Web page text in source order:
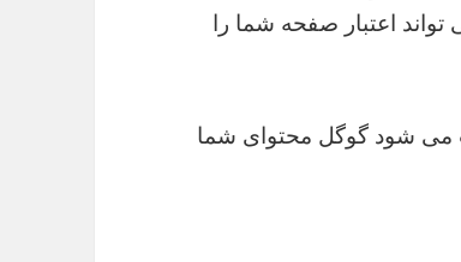
اعتبار صفحه شما را
می شود گوگل محتوای شما